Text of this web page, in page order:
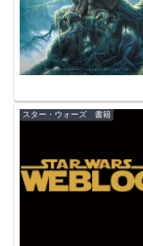
スター・ウォーズ 書籍